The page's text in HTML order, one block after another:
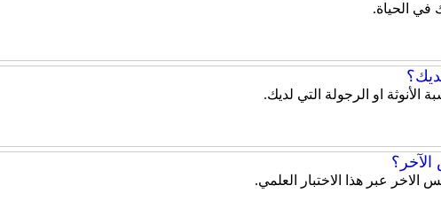
في الحياة.
الأنوثة او الرجولة التي لديك.
الاخر عبر هذا الاختبار العلمي.